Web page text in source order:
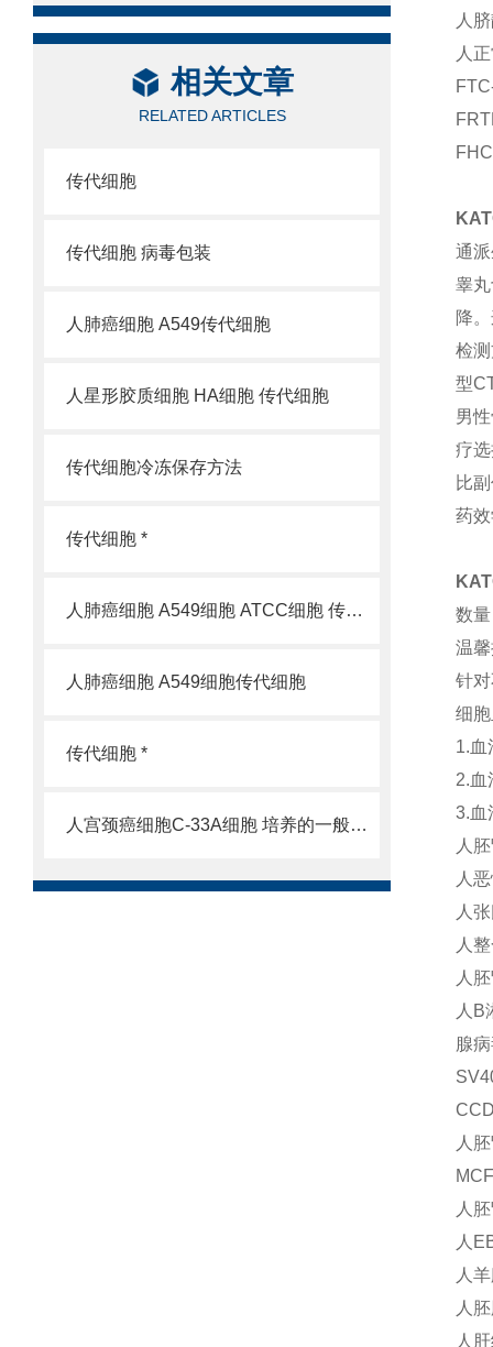
相关文章
RELATED ARTICLES
传代细胞
传代细胞 病毒包装
人肺癌细胞 A549传代细胞
人星形胶质细胞 HA细胞 传代细胞
传代细胞冷冻保存方法
传代细胞 *
人肺癌细胞 A549细胞 ATCC细胞 传代细胞
人肺癌细胞 A549细胞传代细胞
传代细胞 *
人宫颈癌细胞C-33A细胞 培养的一般过程
人
人
通
睾
降
检
型
男
疗
比
药
数
温
针
细
1.血
2.血
3.血
人
人
人
人
人
人
腺
人
人
人
人
人
人